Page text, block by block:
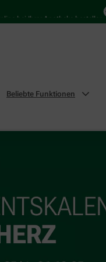
bei Ihrer Apotheke bestellen
Beliebte Funktionen